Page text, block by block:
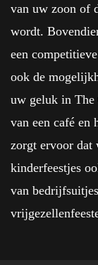
van uw zoon of
wordt.
een
ook de
uw geluk in The
van een café en
zorgt ervoor dat
kinderfeestjes
van